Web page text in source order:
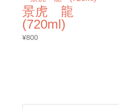
景虎 龍
(720ml)
¥800